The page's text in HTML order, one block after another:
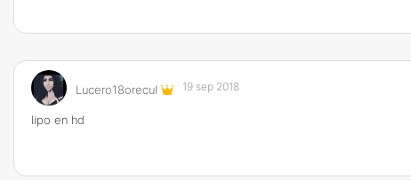
Lucero18orecul 19 sep 2018
lipo en hd